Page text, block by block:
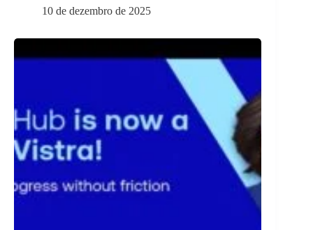
10 de dezembro de 2025